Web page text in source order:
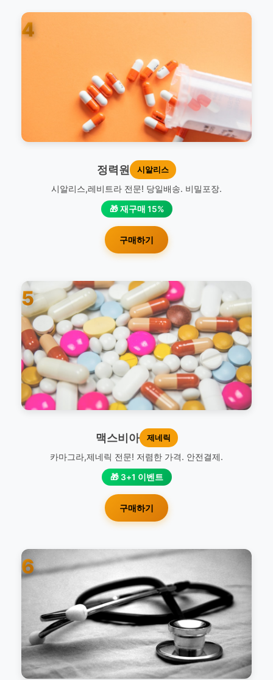
4
정력원 시알리스
시알리스,레비트라 전문! 당일배송. 비밀포장.
🎁 재구매 15%
구매하기
5
맥스비아 제네릭
카마그라,제네릭 전문! 저렴한 가격. 안전결제.
🎁 3+1 이벤트
구매하기
6